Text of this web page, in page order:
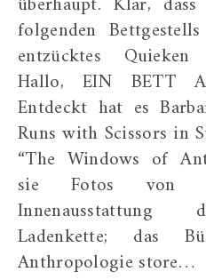
folgenden
entzücktes Quieken
Hallo, EIN BETT
Entdeckt hat es
Runs with Scissors in
“The Windows of
sie Fotos von
Innenausstattung
Ladenkette; das
Anthropologie store…